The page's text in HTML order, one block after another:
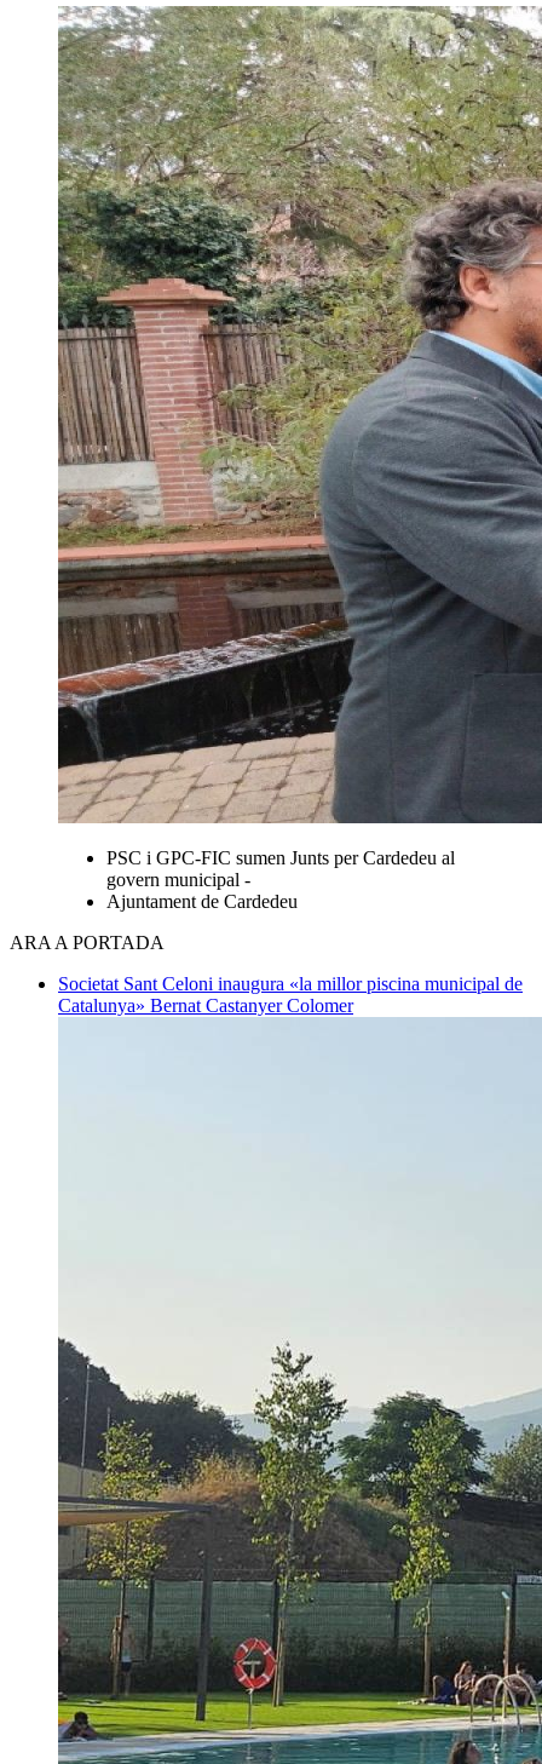
PSC i GPC-FIC sumen Junts per Cardedeu al
govern municipal -
Ajuntament de Cardedeu
ARA A PORTADA
Societat Sant Celoni inaugura «la millor piscina municipal de
Catalunya» Bernat Castanyer Colomer